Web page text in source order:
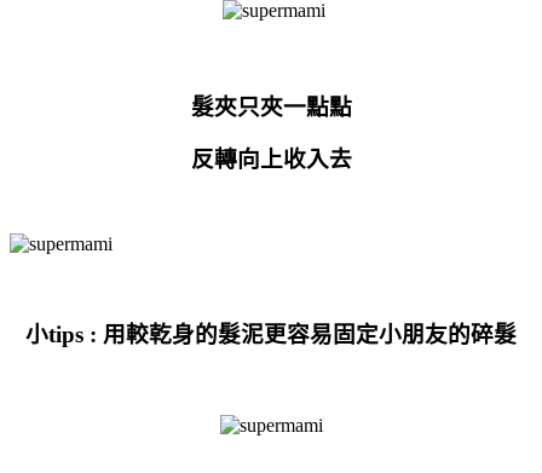
髮夾只夾一點點
反轉向上收入去
小tips : 用較乾身的髮泥更容易固定小朋友的碎髮